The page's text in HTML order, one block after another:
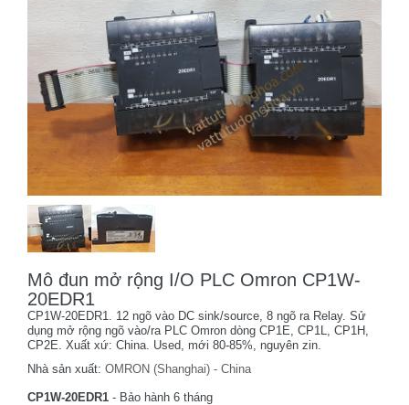
Mô đun mở rộng I/O PLC Omron CP1W-
20EDR1
CP1W-20EDR1. 12 ngõ vào DC sink/source, 8 ngõ ra Relay. Sử
dụng mở rộng ngõ vào/ra PLC Omron dòng CP1E, CP1L, CP1H,
CP2E. Xuất xứ: China. Used, mới 80-85%, nguyên zin.
Nhà sản xuất: OMRON (Shanghai) - China
CP1W-20EDR1 - Bảo hành 6 tháng